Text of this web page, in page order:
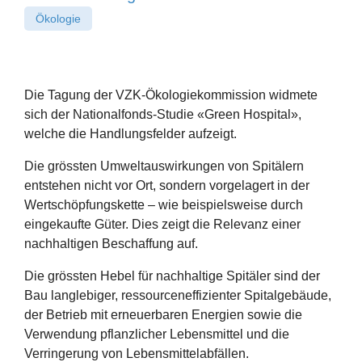
Ökologie
Die Tagung der VZK-Ökologiekommission widmete
sich der Nationalfonds-Studie «Green Hospital»,
welche die Handlungsfelder aufzeigt.
Die grössten Umweltauswirkungen von Spitälern
entstehen nicht vor Ort, sondern vorgelagert in der
Wertschöpfungskette – wie beispielsweise durch
eingekaufte Güter. Dies zeigt die Relevanz einer
nachhaltigen Beschaffung auf.
Die grössten Hebel für nachhaltige Spitäler sind der
Bau langlebiger, ressourceneffizienter Spitalgebäude,
der Betrieb mit erneuerbaren Energien sowie die
Verwendung pflanzlicher Lebensmittel und die
Verringerung von Lebensmittelabfällen.